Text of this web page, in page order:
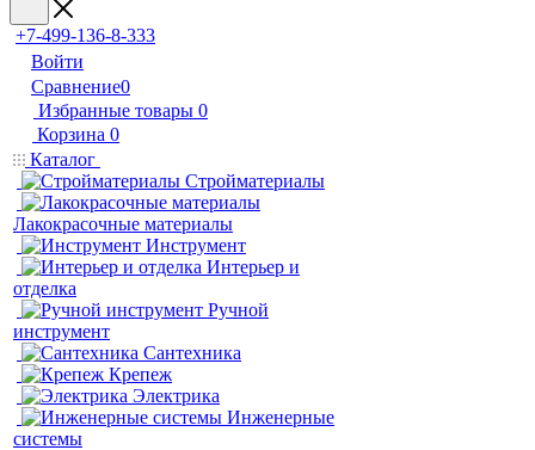
+7-499-136-8-333
Войти
Сравнение0
Избранные товары 0
Корзина 0
Каталог
Стройматериалы
Лакокрасочные материалы
Инструмент
Интерьер и
отделка
Ручной
инструмент
Сантехника
Крепеж
Электрика
Инженерные
системы